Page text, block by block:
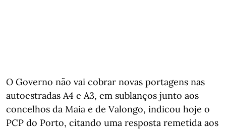
O Governo não vai cobrar novas portagens nas
autoestradas A4 e A3, em sublanços junto aos
concelhos da Maia e de Valongo, indicou hoje o
PCP do Porto, citando uma resposta remetida aos